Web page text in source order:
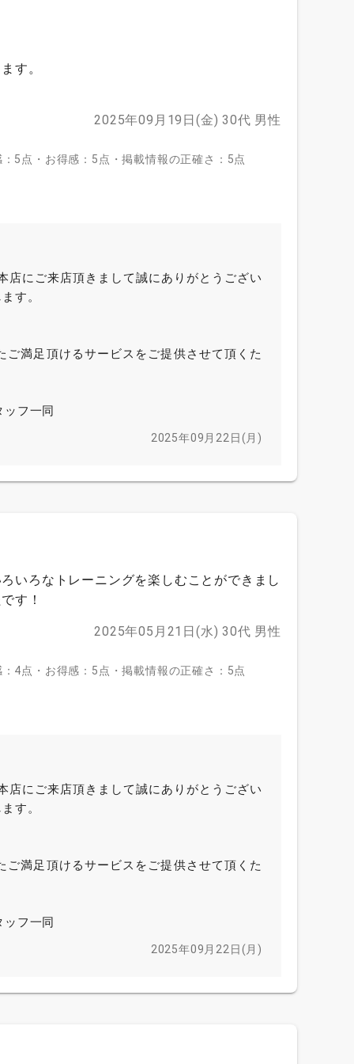
す。
2025年09月19日(金) 30代 男性
5点・お得感：5点・掲載情報の正確さ：5点
にご来店頂きまして誠にありがとうござい
す。
満足頂けるサービスをご提供させて頂くた
フ一同
2025年09月22日(月)
いろなトレーニングを楽しむことができまし
す！
2025年05月21日(水) 30代 男性
4点・お得感：5点・掲載情報の正確さ：5点
にご来店頂きまして誠にありがとうござい
す。
満足頂けるサービスをご提供させて頂くた
フ一同
2025年09月22日(月)